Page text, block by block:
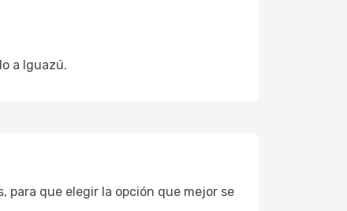
a Iguazú.
para que elegir la opción que mejor se